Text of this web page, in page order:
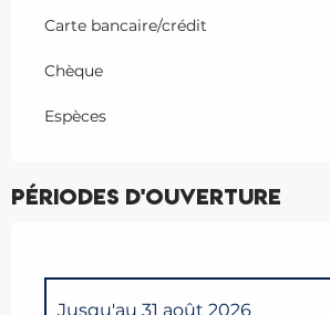
Carte bancaire/crédit
Chèque
Espèces
Périodes d'ouverture
Jusqu'au 31 août 2026